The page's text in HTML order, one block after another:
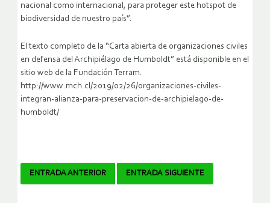
nacional como internacional, para proteger este hotspot de
biodiversidad de nuestro país”.
El texto completo de la “Carta abierta de organizaciones civiles
en defensa del Archipiélago de Humboldt” está disponible en el
sitio web de la Fundación Terram.
http://www.mch.cl/2019/02/26/organizaciones-civiles-
integran-alianza-para-preservacion-de-archipielago-de-
humboldt/
Navegador
ENTRADA ANTERIOR ENTRADA SIGUIENTE